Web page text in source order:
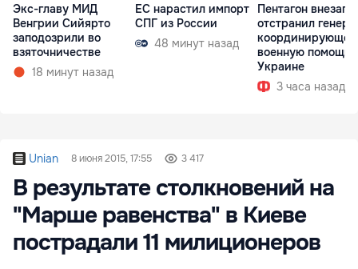
Экс-главу МИД
Венгрии Сийярто
заподозрили во
взяточничестве
18 минут назад
ЕС нарастил импорт
СПГ из России
48 минут назад
Пентагон
отстранил
военную помощь
Украине
3 часа назад
Unian 8 июня 2015, 17:55 3 417
В результате столкновений на
"Марше равенства" в Киеве
пострадали 11 милиционеров